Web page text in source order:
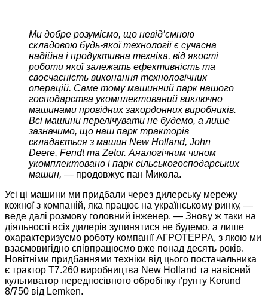
Ми добре розуміємо, що невід’ємною
складовою будь-якої технології є сучасна
надійна і продуктивна техніка, від якості
роботи якої залежать ефективність та
своєчасність виконання технологічних
операцій. Саме тому машинний парк нашого
господарства укомплектований виключно
машинами провідних закордонних виробників.
Всі машини перелічувати не будемо, а лише
зазначимо, що наш парк тракторів
складається з машин New Holland, John
Deere, Fendt та Zetor. Аналогічним чином
укомплектовано і парк сільськогосподарських
машин, — продовжує пан Микола.
Усі ці машини ми придбали через дилерську мережу
кожної з компаній, яка працює на українському ринку, —
веде далі розмову головний інженер. — Знову ж таки на
діяльності всіх дилерів зупинятися не будемо, а лише
охарактеризуємо роботу компанії АГРОТЕРРА, з якою ми
взаємовигідно співпрацюємо вже понад десять років.
Новітніми придбаннями техніки від цього постачальника
є трактор Т7.260 виробництва New Holland та навісний
культиватор передпосівного обробітку ґрунту Korund
8/750 від Lemken.